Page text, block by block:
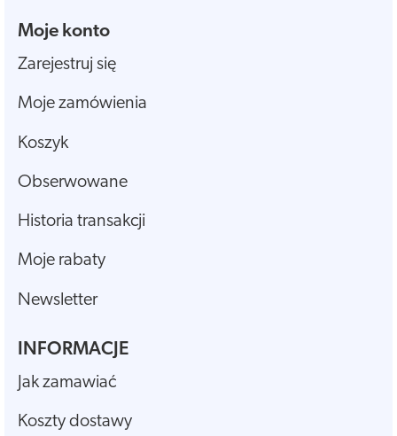
Moje konto
Zarejestruj się
Moje zamówienia
Koszyk
Obserwowane
Historia transakcji
Moje rabaty
Newsletter
INFORMACJE
Jak zamawiać
Koszty dostawy